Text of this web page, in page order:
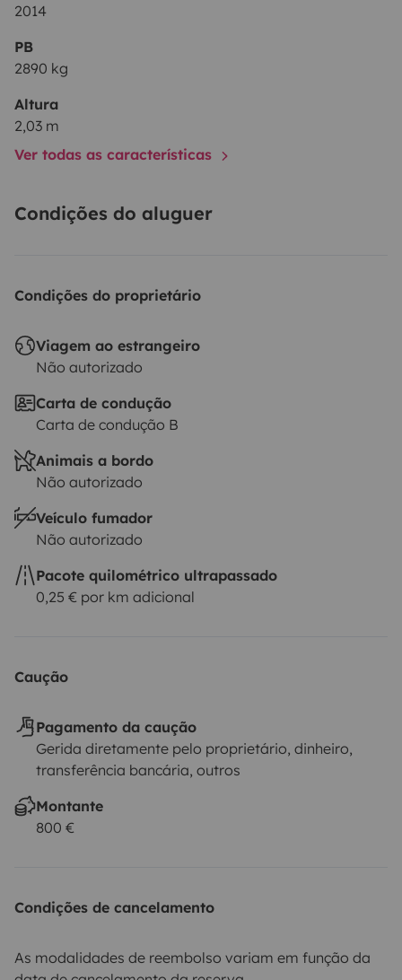
2014
PB
2890 kg
Altura
2,03 m
Ver todas as características
Condições do aluguer
Condições do proprietário
Viagem ao estrangeiro
Não autorizado
Carta de condução
Carta de condução B
Animais a bordo
Não autorizado
Veículo fumador
Não autorizado
Pacote quilométrico ultrapassado
0,25 € por km adicional
Caução
Pagamento da caução
Gerida diretamente pelo proprietário, dinheiro,
transferência bancária, outros
Montante
800 €
Condições de cancelamento
As modalidades de reembolso variam em função da